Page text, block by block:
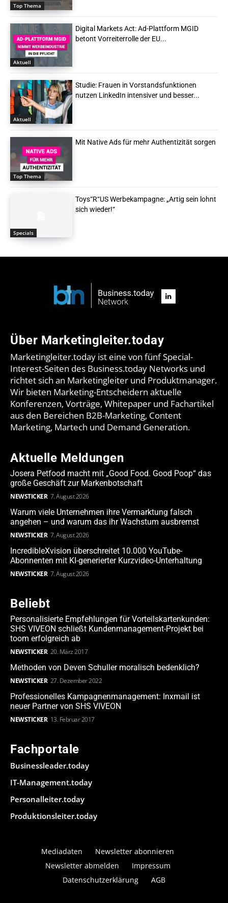
Top Thema
Aktuell
Digital Markets Act: Ad-Plattform MGID
betont Vorreiterrolle der EU...
Aktuell
Studie: Frauen in Vorstandsfunktionen
nutzen LinkedIn intensiver und besser...
Top Thema
Mit Native Ads für mehr Authentizität sorgen
Specials
Toys“R“US Werbekampagne: „Artig sein lohnt
sich wieder!“
Über Marketingleiter.today
Marketingleiter.today ist eine von fünf Special-
Interest-Seiten des Business.today Networks und
richtet sich an Marketingleiter und Produktmanager.
Wir bieten Marketing-Entscheidern aktuelle
Konferenzen, Vorträge, Whitepaper und Fachartikel
aus den Bereichen B2B-Marketing, Content
Marketing, Martech und Demand Generation.
Aktuelle Meldungen
Josera Petfood macht mit „Good Food. Good Poop“ das
große Geschäft zur Markenbotschaft
NEWSTICKER 7. August 2026
Warum viele Unternehmen ihre Vermarktung falsch
angehen – und warum das ihr Wachstum ausbremst
NEWSTICKER 7. August 2026
IncredibleXvision überschreitet 10.000 YouTube-
Abonnenten mit KI-generierter Kurzvideo-Unterhaltung
NEWSTICKER 7. August 2026
Beliebt
Personalisierte Empfehlungen für Vorteilskartenkunden:
SHS VIVEON schließt Kundenmanagement-Projekt bei
toom erfolgreich ab
NEWSTICKER 20. März 2017
Methoden von Deven Schuller moralisch bedenklich?
NEWSTICKER 27. Dezember 2022
Professionelles Kampagnenmanagement: Inxmail ist
neuer Partner von SHS VIVEON
NEWSTICKER 13. Februar 2017
Fachportale
Businessleader.today
IT-Management.today
Personalleiter.today
Produktionsleiter.today
Mediadaten
Newsletter abonnieren
Newsletter abmelden
Impressum
Datenschutzerklärung
AGB